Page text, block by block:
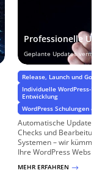
Professionelle
Geplante Updates
Release, Launch und GoLive
Individuelle WordPress-
Entwicklung
WordPress Schulungen &
Automatische Updates,
Checks und Bearbeitung
Systemen – wir
Ihre WordPress Website!
MEHR ERFAHREN $